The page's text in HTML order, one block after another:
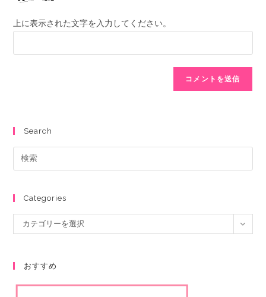
上に表示された文字を入力してください。
Search
Categories
カテゴリーを選択
おすすめ